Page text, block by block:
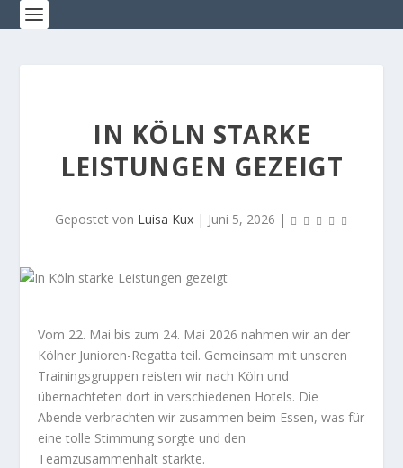
IN KÖLN STARKE
LEISTUNGEN GEZEIGT
Gepostet von Luisa Kux| Juni 5, 2026 |
Vom 22. Mai bis zum 24. Mai 2026 nahmen wir an der
Kölner Junioren-Regatta teil. Gemeinsam mit unseren
Trainingsgruppen reisten wir nach Köln und
übernachteten dort in verschiedenen Hotels. Die
Abende verbrachten wir zusammen beim Essen, was für
eine tolle Stimmung sorgte und den
Teamzusammenhalt stärkte.